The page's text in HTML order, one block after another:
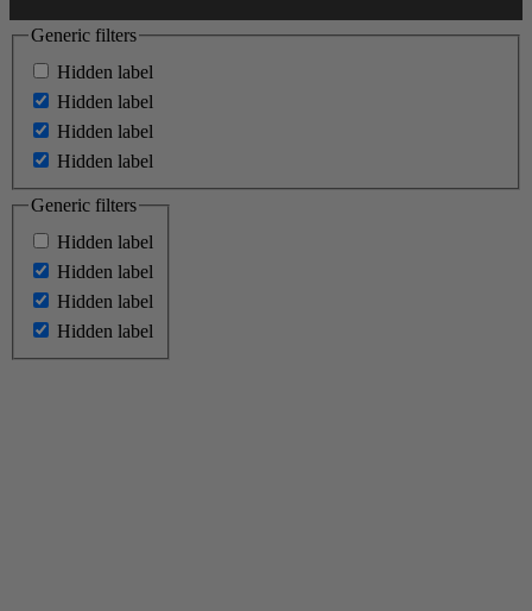
Generic filters
Hidden label
Hidden label
Hidden label
Hidden label
Generic filters
Hidden label
Hidden label
Hidden label
Hidden label